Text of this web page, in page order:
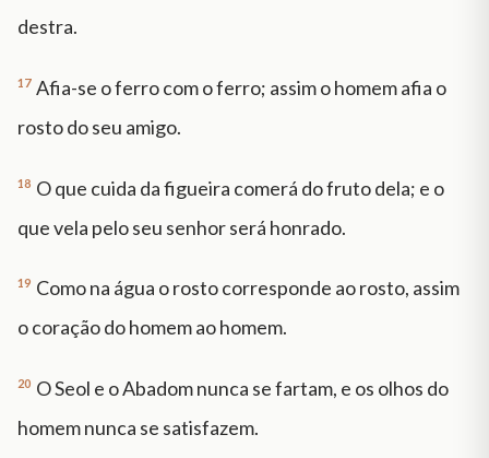
destra.
17 Afia-se o ferro com o ferro; assim o homem afia o
rosto do seu amigo.
18 O que cuida da figueira comerá do fruto dela; e o
que vela pelo seu senhor será honrado.
19 Como na água o rosto corresponde ao rosto, assim
o coração do homem ao homem.
20 O Seol e o Abadom nunca se fartam, e os olhos do
homem nunca se satisfazem.